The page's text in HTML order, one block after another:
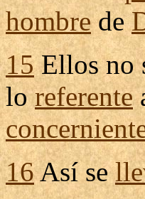
hombrede
15Ellos no
loreferente
16Así se